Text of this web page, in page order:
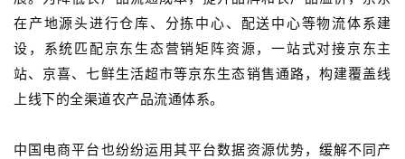
在产地源头进行仓库、分拣中心、配送中心等物流体系建
设，系统匹配京东生态营销矩阵资源，一站式对接京东主
站、京喜、七鲜生活超市等京东生态销售通路，构建覆盖线
上线下的全渠道农产品流通体系。
中国电商平台也纷纷运用其平台数据资源优势，缓解不同产